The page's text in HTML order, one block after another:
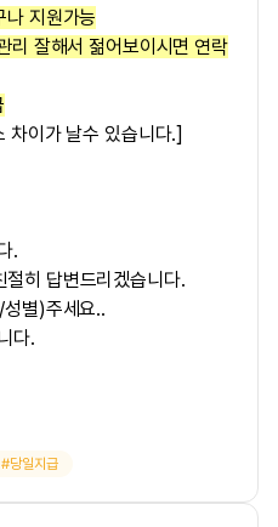
나 지원가능
리 잘해서 젊어보이시면 연락
차이가 날수 있습니다.]
.
절히 답변드리겠습니다.
별)주세요..
다.
당일지급